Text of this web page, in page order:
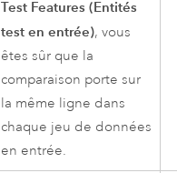
Test Features (Entités
test en entrée), vous
êtes sûr que la
comparaison porte sur
la même ligne dans
chaque jeu de données
en entrée.